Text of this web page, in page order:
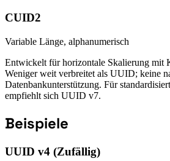
CUID2
Variable Länge, alphanumerisch
Entwickelt für horizontale Skalierung mit
Weniger weit verbreitet als UUID; keine
Datenbankunterstützung. Für
empfiehlt sich UUID v7.
Beispiele
UUID v4 (Zufällig)